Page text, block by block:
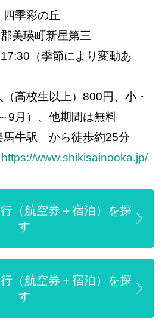
四季彩の丘
美瑛町新星第三
（季節により変動あ
高校生以上）800円、小・
9月）、他期間は無料
馬牛駅」から徒歩約25分
https://www.shikisainooka.jp/
（航空券＋宿泊）を探
す
（航空券＋宿泊）を探
す